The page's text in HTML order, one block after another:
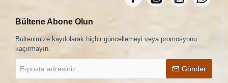
Bültene Abone Olun
Bültenimize kaydolarak hiçbir güncellemeyi veya promosyonu
kaçırmayın.
posta
adresiniz
Gönder